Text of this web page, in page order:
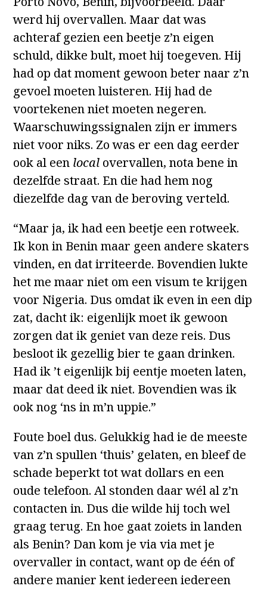
werd hij overvallen. Maar dat was
achteraf gezien een beetje z’n eigen
schuld, dikke bult, moet hij toegeven. Hij
had op dat moment gewoon beter naar z’n
gevoel moeten luisteren. Hij had de
voortekenen niet moeten negeren.
Waarschuwingssignalen zijn er immers
niet voor niks. Zo was er een dag eerder
ook al een local overvallen, nota bene in
dezelfde straat. En die had hem nog
diezelfde dag van de beroving verteld.
“Maar ja, ik had een beetje een rotweek.
Ik kon in Benin maar geen andere skaters
vinden, en dat irriteerde. Bovendien lukte
het me maar niet om een visum te krijgen
voor Nigeria. Dus omdat ik even in een dip
zat, dacht ik: eigenlijk moet ik gewoon
zorgen dat ik geniet van deze reis. Dus
besloot ik gezellig bier te gaan drinken.
Had ik ’t eigenlijk bij eentje moeten laten,
maar dat deed ik niet. Bovendien was ik
ook nog ‘ns in m’n uppie.”
Foute boel dus. Gelukkig had ie de meeste
van z’n spullen ‘thuis’ gelaten, en bleef de
schade beperkt tot wat dollars en een
oude telefoon. Al stonden daar wél al z’n
contacten in. Dus die wilde hij toch wel
graag terug. En hoe gaat zoiets in landen
als Benin? Dan kom je via via met je
overvaller in contact, want op de één of
andere manier kent iedereen iedereen